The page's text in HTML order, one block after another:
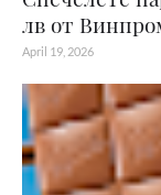
лв от
April 19, 2026